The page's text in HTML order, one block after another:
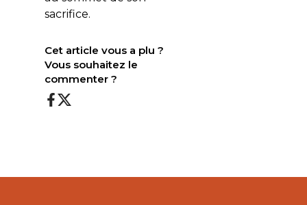
sacrifice.
Cet article vous a plu ?
Vous souhaitez le
commenter ?